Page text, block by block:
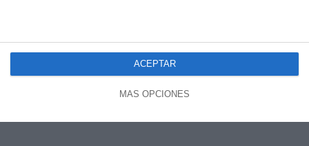
MÁS OPCIONES
ACEPTAR